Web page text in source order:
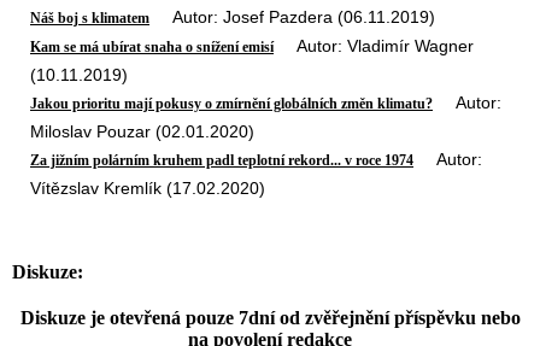
Náš boj s klimatem Autor: Josef Pazdera (06.11.2019)
Kam se má ubírat snaha o snížení emisíAutor: Vladimír Wagner
(10.11.2019)
Jakou prioritu mají pokusy o zmírnění globálních změn klimatu? Autor:
Miloslav Pouzar (02.01.2020)
Za jižním polárním kruhem padl teplotní rekord... v roce 1974 Autor:
Vítězslav Kremlík (17.02.2020)
Diskuze:
Diskuze je otevřená pouze 7dní od zvěřejnění příspěvku nebo
na povolení redakce